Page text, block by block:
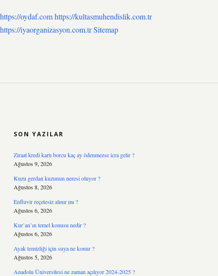
https://oydaf.comhttps://kultasmuhendislik.com.tr
https://iyaorganizasyon.com.trSitemap
SON YAZILAR
Ziraat kredi kartı borcu kaç ay ödenmezse icra gelir ?
Ağustos 9, 2026
Kuzu gerdan kuzunun neresi oluyor ?
Ağustos 8, 2026
Enfluvir reçetesiz alınır mı ?
Ağustos 6, 2026
Kur’an’ın temel konusu nedir ?
Ağustos 6, 2026
Ayak temizliği için suya ne konur ?
Ağustos 5, 2026
Anadolu Üniversitesi ne zaman açılıyor 2024-2025 ?